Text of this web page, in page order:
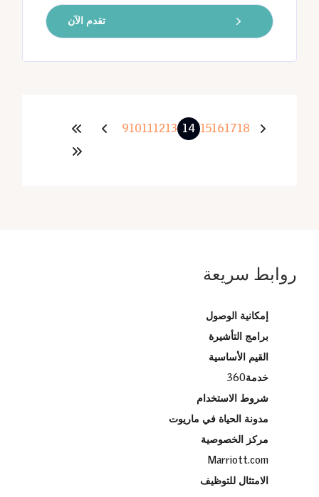
تقدم الآن
9 10 12 13 14 15 16 17 18
روابط سريعة
إمكانية الوصول
برامج التأشيرة
القيم الأساسية
خدمة360
شروط الاستخدام
مدونة الحياة في ماريوت
مركز الخصوصية
Marriott.com
الامتثال للتوظيف